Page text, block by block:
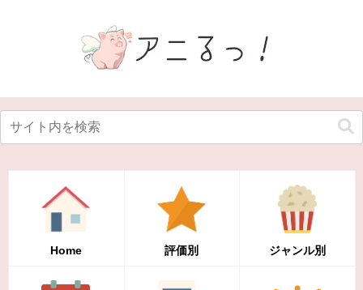
Home 評価別 ジャンル別